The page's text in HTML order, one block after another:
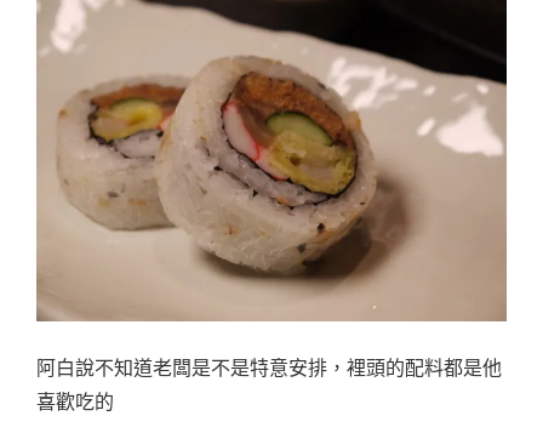
阿白說不知道老闆是不是特意安排，裡頭的配料都是他
喜歡吃的